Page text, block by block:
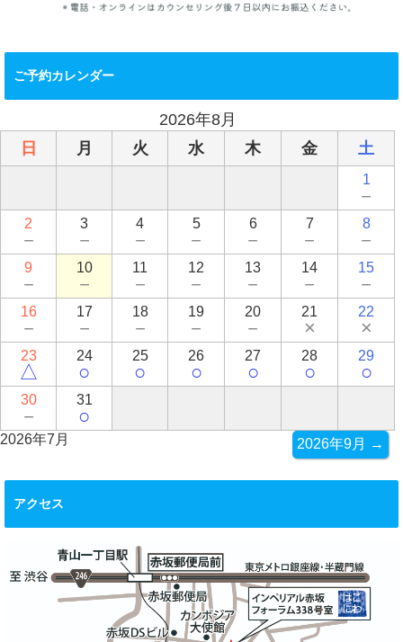
ご予約カレンダー
2026年8月
日
月 火 水 木 金 土
1
－
2
－
3
－
4
－
5
－
6
－
7
－
8
－
9
－
10
－
11
－
12
－
13
－
14
－
15
－
16
－
17
－
18
－
19
－
20
－
21
×
22
×
23
△
24
○
25
○
26
○
27
○
28
○
29
○
30
－
31
○
2026年7月 2026年9月 →
アクセス